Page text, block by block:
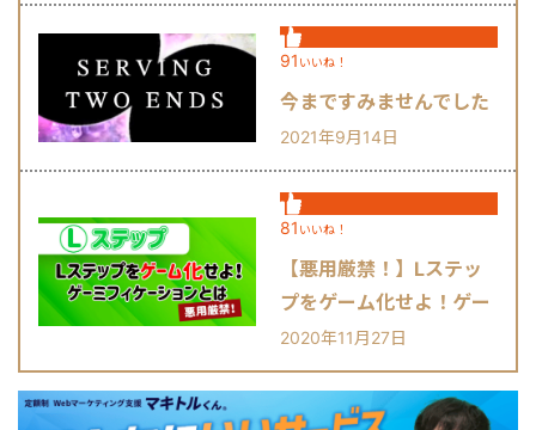
91 いいね！
今まですみませんでした
2021年9月14日
81 いいね！
【悪用厳禁！】Lステッ
プをゲーム化せよ！ゲー
ミフィケーションとは？
2020年11月27日